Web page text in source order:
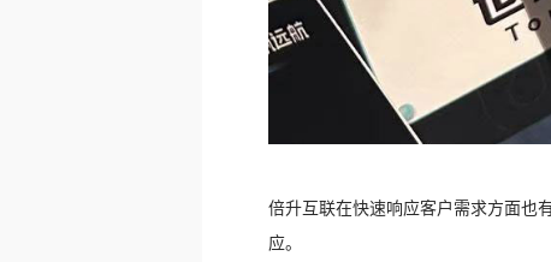
倍升互联在快速响应客户需求方面也
应。